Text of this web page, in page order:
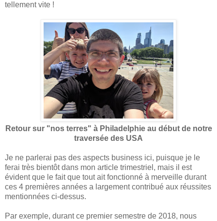
tellement vite !
Retour sur "nos terres" à Philadelphie au début de notre
traversée des USA
Je ne parlerai pas des aspects business ici, puisque je le
ferai très bientôt dans mon article trimestriel, mais il est
évident que le fait que tout ait fonctionné à merveille durant
ces 4 premières années a largement contribué aux réussites
mentionnées ci-dessus.
Par exemple, durant ce premier semestre de 2018, nous